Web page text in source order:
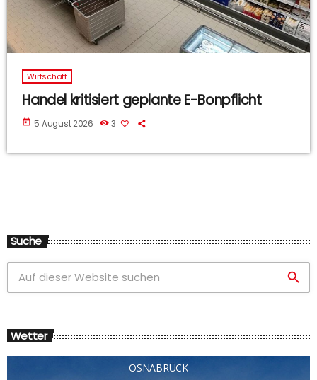
Wirtschaft
Handel kritisiert geplante E-Bonpflicht
today 5 August 2026 3
Suche
search
Wetter
OSNABRÜCK